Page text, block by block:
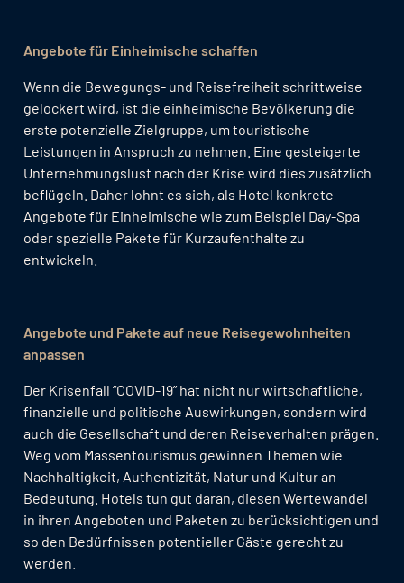
Angebote für Einheimische schaffen
Wenn die Bewegungs- und Reisefreiheit schrittweise
gelockert wird, ist die einheimische Bevölkerung die
erste potenzielle Zielgruppe, um touristische
Leistungen in Anspruch zu nehmen. Eine gesteigerte
Unternehmungslust nach der Krise wird dies zusätzlich
beflügeln. Daher lohnt es sich, als Hotel konkrete
Angebote für Einheimische wie zum Beispiel Day-Spa
oder spezielle Pakete für Kurzaufenthalte zu
entwickeln.
Angebote und Pakete auf neue Reisegewohnheiten
anpassen
Der Krisenfall “COVID-19” hat nicht nur wirtschaftliche,
finanzielle und politische Auswirkungen, sondern wird
auch die Gesellschaft und deren Reiseverhalten prägen.
Weg vom Massentourismus gewinnen Themen wie
Nachhaltigkeit, Authentizität, Natur und Kultur an
Bedeutung. Hotels tun gut daran, diesen Wertewandel
in ihren Angeboten und Paketen zu berücksichtigen und
so den Bedürfnissen potentieller Gäste gerecht zu
werden.